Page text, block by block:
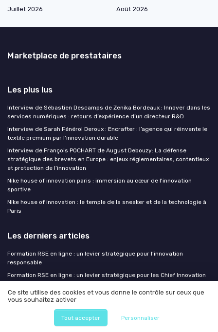
Juillet 2026
Août 2026
Marketplace de prestataires
Les plus lus
Interview de Sébastien Descamps de Zenika Bordeaux : Innover dans les
services numériques : retours d’expérience d’un directeur R&D
Interview de Sarah Fénérol Deroux : Encrafter : l’agence qui réinvente le
textile premium par l’innovation durable
Interview de François POCHART de August Debouzy: La défense
stratégique des brevets en Europe : enjeux réglementaires, contentieux
et protection de l’innovation
Nike house of innovation paris : immersion au cœur de l'innovation
sportive
Nike house of innovation : le temple de la sneaker et de la technologie à
Paris
Les derniers articles
Formation RSE en ligne : un levier stratégique pour l’innovation
responsable
Formation RSE en ligne : un levier stratégique pour les Chief Innovation
Comment le prototypage IA transforme le design sprint sans en casser
Formation manager à Nantes : un levier d’innovation pour les Chief
Innovation Officers
Ce site utilise des cookies et vous donne le contrôle sur ceux que
vous souhaitez activer
Tout accepter Personnaliser